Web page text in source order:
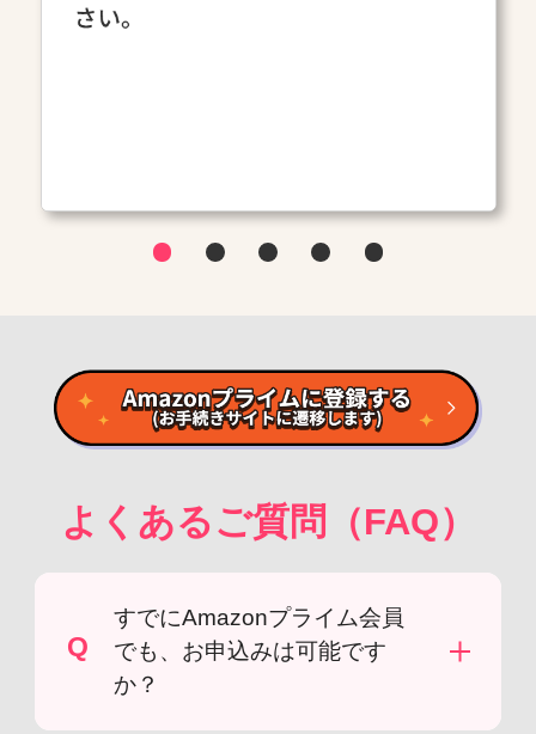
よくあるご質問（FAQ）
Q
すでにAmazonプライム会員
でも、お申込みは可能です
か？